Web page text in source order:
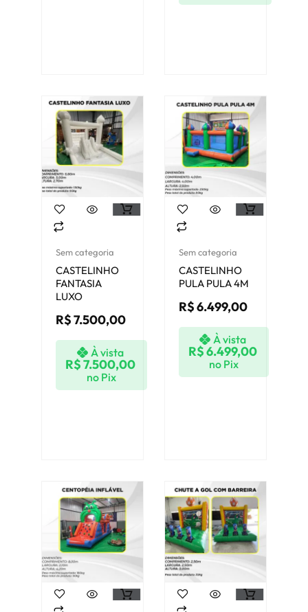
Sem categoria
CASTELINHO
FANTASIA
LUXO
R$7.500,00
À vista
R$7.500,00
no Pix
Sem categoria
CASTELINHO
PULA PULA 4M
R$6.499,00
À vista
R$6.499,00
no Pix